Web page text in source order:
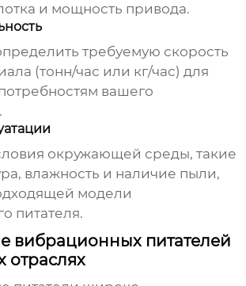
и мощность привода.
требуемую скорость
(тонн/час или кг/час) для
вашего
окружающей среды, такие
влажность и наличие пыли,
модели
питателя.
вибрационных питателей
отраслях